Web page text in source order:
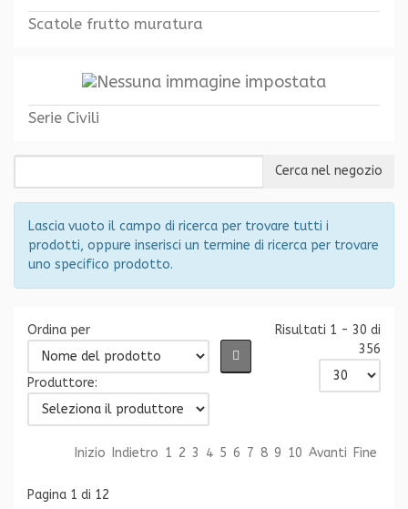
Scatole frutto muratura
Serie Civili
Lascia vuoto il campo di ricerca per trovare tutti i
prodotti, oppure inserisci un termine di ricerca per trovare
uno specifico prodotto.
Ordina per
Produttore:
Risultati 1 - 30 di
356
Inizio Indietro 1 2 3 4 5 6 7 8 9 10 Avanti Fine
Pagina 1 di 12